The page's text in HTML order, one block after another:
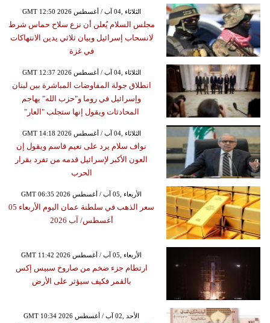
GMT 12:50 2026 الثلاثاء ,04 آب / أغسطس
مجلس السلام يُعلن أن نزع سلاح حماس شرط
لانسحاب إسرائيل وبيان ثلاثي يدين الانتهاكات
في غزة
GMT 12:37 2026 الثلاثاء ,04 آب / أغسطس
انطلاق جولة المفاوضات المباشرة بين لبنان
وإسرائيل في روما و"حزب الله" يهاجم
المحادثات ويقول إنها ستجلب "العار"
GMT 14:18 2026 الثلاثاء ,04 آب / أغسطس
نواف سلام يرد على نعيم قاسم ويقول إن
العون الأكبر لإسرائيل قدمه من تفرد بقرار
الحرب
GMT 06:35 2026 الأربعاء ,05 آب / أغسطس
سعر الذهب في سلطنة عمان اليوم الأربعاء 05
أغسطس/ آب 2026
GMT 11:42 2026 الأربعاء ,05 آب / أغسطس
ارتطام جزء ضخم من صاروخ سبيس إكس
بالقمر فكيف سيؤثر على الأرض
GMT 10:34 2026 الأحد ,02 آب / أغسطس